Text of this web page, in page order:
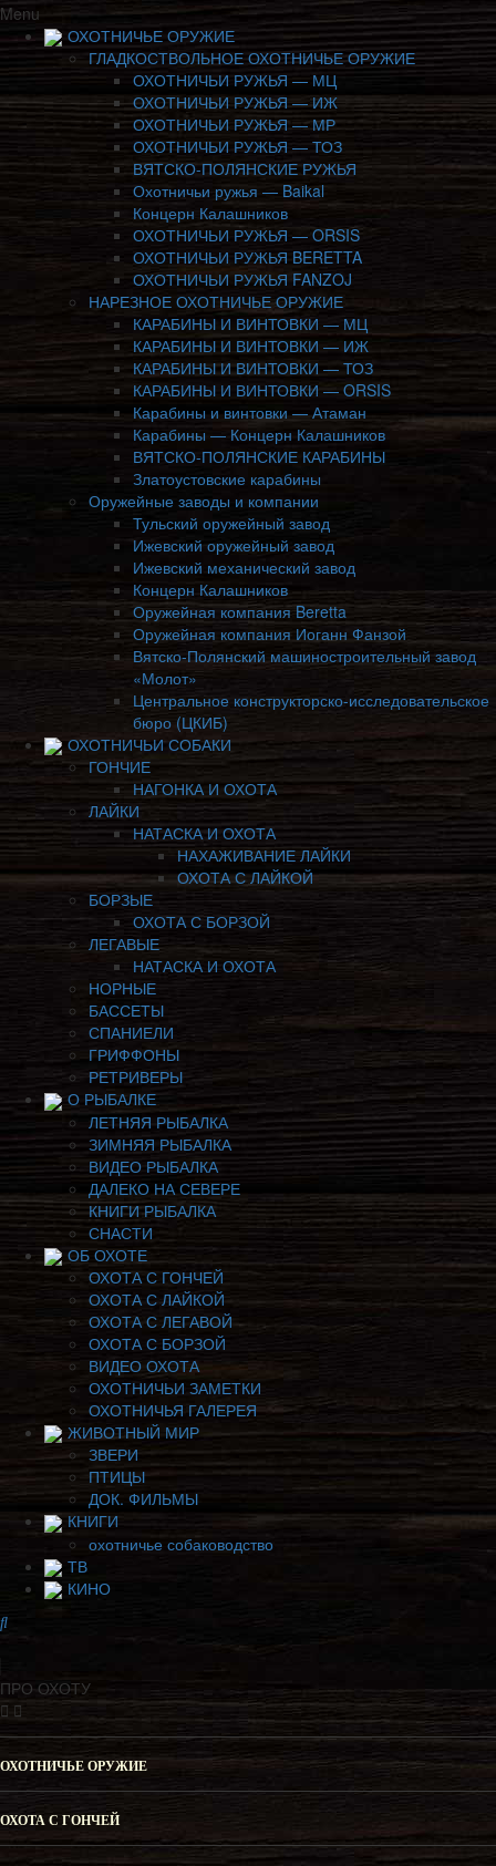
Menu
ОХОТНИЧЬЕ ОРУЖИЕ
ГЛАДКОСТВОЛЬНОЕ ОХОТНИЧЬЕ ОРУЖИЕ
ОХОТНИЧЬИ РУЖЬЯ — МЦ
ОХОТНИЧЬИ РУЖЬЯ — ИЖ
ОХОТНИЧЬИ РУЖЬЯ — МР
ОХОТНИЧЬИ РУЖЬЯ — ТОЗ
ВЯТСКО-ПОЛЯНСКИЕ РУЖЬЯ
Охотничьи ружья — Baikal
Концерн Калашников
ОХОТНИЧЬИ РУЖЬЯ — ORSIS
ОХОТНИЧЬИ РУЖЬЯ BERETTA
ОХОТНИЧЬИ РУЖЬЯ FANZOJ
НАРЕЗНОЕ ОХОТНИЧЬЕ ОРУЖИЕ
КАРАБИНЫ И ВИНТОВКИ — МЦ
КАРАБИНЫ И ВИНТОВКИ — ИЖ
КАРАБИНЫ И ВИНТОВКИ — ТОЗ
КАРАБИНЫ И ВИНТОВКИ — ORSIS
Карабины и винтовки — Атаман
Карабины — Концерн Калашников
ВЯТСКО-ПОЛЯНСКИЕ КАРАБИНЫ
Златоустовские карабины
Оружейные заводы и компании
Тульский оружейный завод
Ижевский оружейный завод
Ижевский механический завод
Концерн Калашников
Оружейная компания Beretta
Оружейная компания Иоганн Фанзой
Вятско-Полянский машиностроительный завод
«Молот»
Центральное конструкторско-исследовательское
бюро (ЦКИБ)
ОХОТНИЧЬИ СОБАКИ
ГОНЧИЕ
НАГОНКА И ОХОТА
ЛАЙКИ
НАТАСКА И ОХОТА
НАХАЖИВАНИЕ ЛАЙКИ
ОХОТА С ЛАЙКОЙ
БОРЗЫЕ
ОХОТА С БОРЗОЙ
ЛЕГАВЫЕ
НАТАСКА И ОХОТА
НОРНЫЕ
БАССЕТЫ
СПАНИЕЛИ
ГРИФФОНЫ
РЕТРИВЕРЫ
О РЫБАЛКЕ
ЛЕТНЯЯ РЫБАЛКА
ЗИМНЯЯ РЫБАЛКА
ВИДЕО РЫБАЛКА
ДАЛЕКО НА СЕВЕРЕ
КНИГИ РЫБАЛКА
СНАСТИ
ОБ ОХОТЕ
ОХОТА С ГОНЧЕЙ
ОХОТА С ЛАЙКОЙ
ОХОТА С ЛЕГАВОЙ
ОХОТА С БОРЗОЙ
ВИДЕО ОХОТА
ОХОТНИЧЬИ ЗАМЕТКИ
ОХОТНИЧЬЯ ГАЛЕРЕЯ
ЖИВОТНЫЙ МИР
ЗВЕРИ
ПТИЦЫ
ДОК. ФИЛЬМЫ
КНИГИ
охотничье собаководство
ТВ
КИНО
ПРО ОХОТУ
ОХОТНИЧЬЕ ОРУЖИЕ
ОХОТА С ГОНЧЕЙ